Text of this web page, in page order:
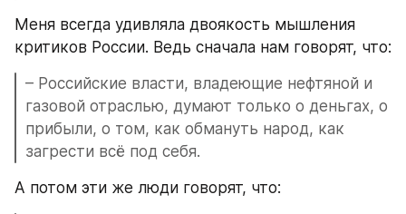
Меня всегда удивляла двоякость мышления
критиков России. Ведь сначала нам говорят, что:
– Российские власти, владеющие нефтяной и
газовой отраслью, думают только о деньгах, о
прибыли, о том, как обмануть народ, как
загрести всё под себя.
А потом эти же люди говорят, что: